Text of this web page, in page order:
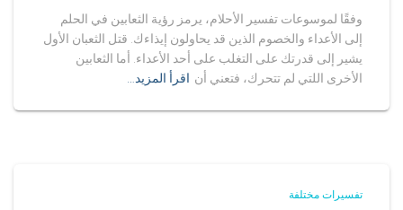
وفقًا لموسوعات تفسير الأحلام، يرمز رؤية الثعابين في الحلم
إلى الأعداء والخصوم الذين قد يحاولون إيذاءك. قتل الثعبان الأول
يشير إلى قدرتك على التغلب على أحد الأعداء. أما الثعابين
الأخرى اللتي لم تتحرك، فتعني أن اقرأ المزيد…
تفسيرات مختلفة